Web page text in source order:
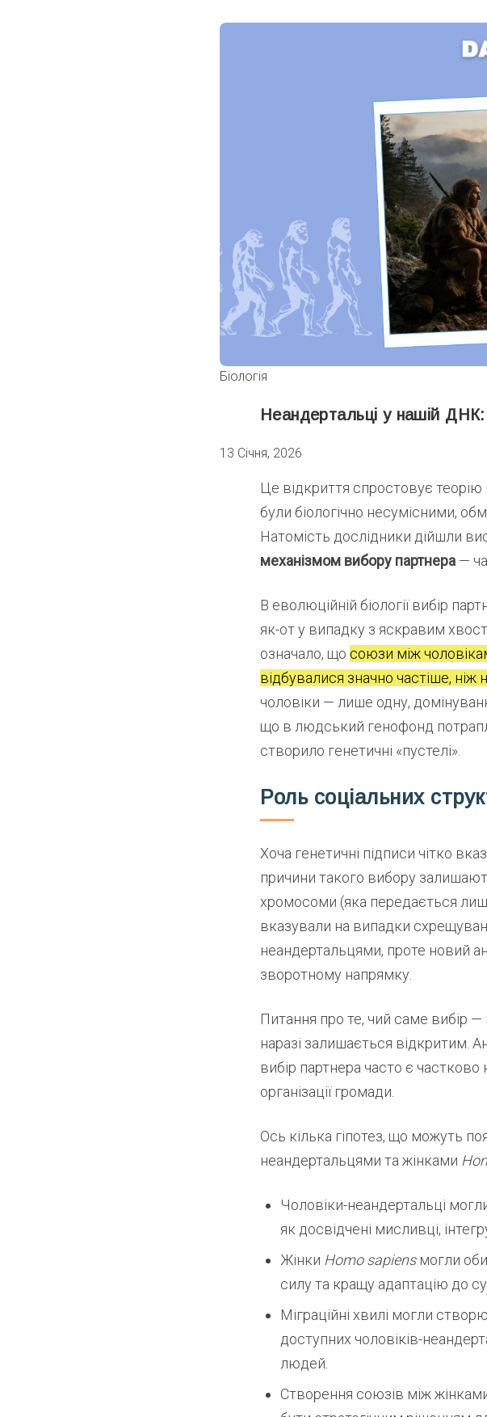
Біологія
Неандертальці у нашій
13 Січня, 2026
Це відкриття спростовує теорію
були біологічно несумісними,
Натомість дослідники дійшли
механізмом вибору партнера —
В еволюційній біології вибір
як-от у випадку з яскравим
означало, що союзи між
відбувалися значно частіше, ніж
чоловіки — лише одну,
що в людський генофонд
створило генетичні «пустелі».
Роль соціальних
Хоча генетичні підписи чітко
причини такого вибору
хромосоми (яка передається лише
вказували на випадки
неандертальцями, проте новий
зворотному напрямку.
Питання про те, чий саме вибір
наразі залишається відкритим.
вибір партнера часто є
організації громади.
Ось кілька гіпотез, що можуть
неандертальцями та жінками
Чоловіки-неандертальці
як досвідчені мисливці,
Жінки Homo sapiensмогли
силу та кращу адаптацію до
Міграційні хвилі могли
доступних чоловіків-
людей.
Створення союзів між